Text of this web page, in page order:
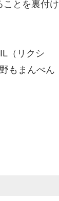
ことを裏付け
（リクシ
もまんべん